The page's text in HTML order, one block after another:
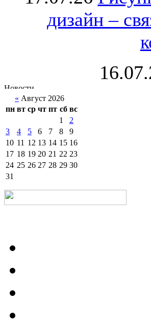
дизайн –
« Август 2026
пн вт ср чт пт сб вс
1
2
3
4 5 6 7 8
9
10 11 12 13 14 15 16
17 18 19 20 21 22 23
24 25 26 27 28 29 30
31